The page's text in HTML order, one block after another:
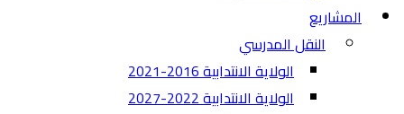
المشاريع
النقل المدرسي
الولاية الانتدابية 2016-2021
الولاية الانتدابية 2022-2027